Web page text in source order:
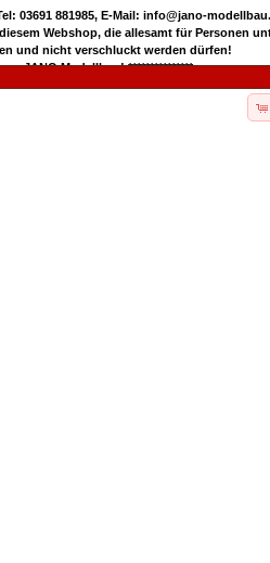
03691 881985, E-Mail: info@jano-
Webshop, die allesamt für Personen
und nicht verschluckt werden dürfen!
JANO Modellbau! ***************